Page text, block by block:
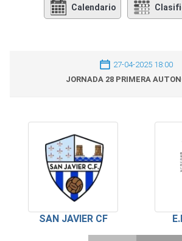
Calendario
27-04-2025 18:00
JORNADA 28 PRIMERA
SAN JAVIER CF